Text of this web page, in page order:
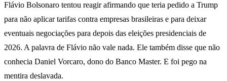
Flávio Bolsonaro tentou reagir afirmando que teria pedido a Trump
para não aplicar tarifas contra empresas brasileiras e para deixar
eventuais negociações para depois das eleições presidenciais de
2026. A palavra de Flávio não vale nada. Ele também disse que não
conhecia Daniel Vorcaro, dono do Banco Master. E foi pego na
mentira deslavada.